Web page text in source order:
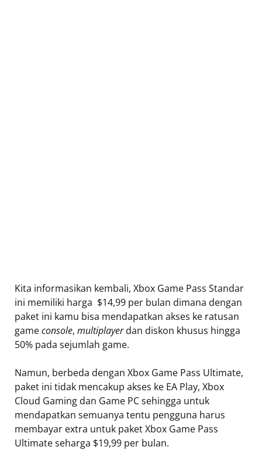
Kita informasikan kembali, Xbox Game Pass Standar
ini memiliki harga $14,99 per bulan dimana dengan
paket ini kamu bisa mendapatkan akses ke ratusan
gameconsole, multiplayerdan diskon khusus hingga
50% pada sejumlah game.
Namun, berbeda dengan Xbox Game Pass Ultimate,
paket ini tidak mencakup akses ke EA Play, Xbox
Cloud Gaming dan Game PC sehingga untuk
mendapatkan semuanya tentu pengguna harus
membayar extra untuk paket Xbox Game Pass
Ultimate seharga $19,99 per bulan.